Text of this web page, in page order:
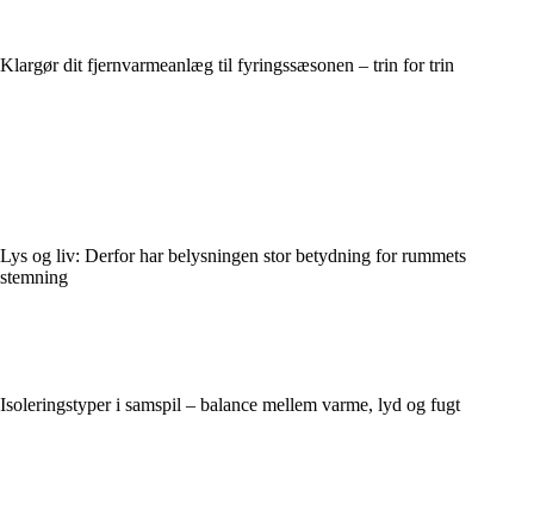
Klargør dit fjernvarmeanlæg til fyringssæsonen – trin for trin
Lys og liv: Derfor har belysningen stor betydning for rummets
stemning
Isoleringstyper i samspil – balance mellem varme, lyd og fugt